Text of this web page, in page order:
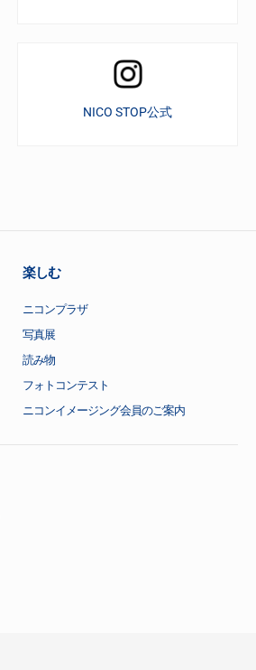
NICO STOP公式
楽しむ
ニコンプラザ
写真展
読み物
フォトコンテスト
ニコンイメージング会員のご案内